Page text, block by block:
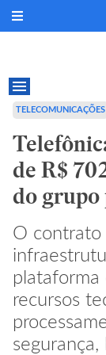
TELECOMUNICAÇÕES
de R$
do grupo
O
plataforma
recursos